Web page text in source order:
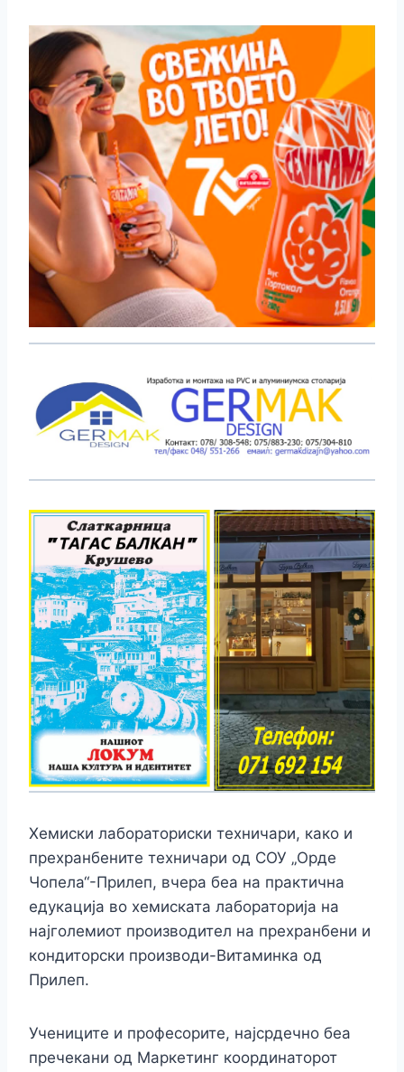
Хемиски лабораториски техничари, како и
прехранбените техничари од СОУ „Орде
Чопела“-Прилеп, вчера беа на практична
едукација во хемиската лабораторија на
најголемиот производител на прехранбени и
кондиторски производи-Витаминка од
Прилеп.
Учениците и професорите, најсрдечно беа
пречекани од Маркетинг координаторот